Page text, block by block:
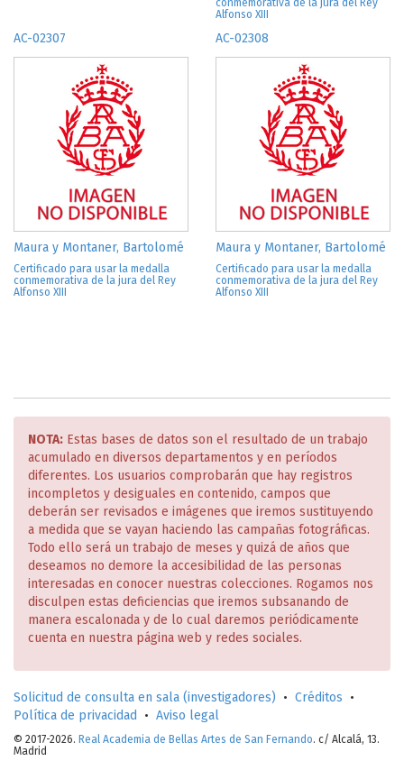
conmemorativa de la jura del Rey
Alfonso XIII
AC-02307
Maura y Montaner, Bartolomé
Certificado para usar la medalla
conmemorativa de la jura del Rey
Alfonso XIII
AC-02308
Maura y Montaner, Bartolomé
Certificado para usar la medalla
conmemorativa de la jura del Rey
Alfonso XIII
NOTA: Estas bases de datos son el resultado de un trabajo
acumulado en diversos departamentos y en períodos
diferentes. Los usuarios comprobarán que hay registros
incompletos y desiguales en contenido, campos que
deberán ser revisados e imágenes que iremos sustituyendo
a medida que se vayan haciendo las campañas fotográficas.
Todo ello será un trabajo de meses y quizá de años que
deseamos no demore la accesibilidad de las personas
interesadas en conocer nuestras colecciones. Rogamos nos
disculpen estas deficiencias que iremos subsanando de
manera escalonada y de lo cual daremos periódicamente
cuenta en nuestra página web y redes sociales.
Solicitud de consulta en sala (investigadores) • Créditos •
Política de privacidad
• Aviso legal
© 2017-2026. Real Academia de Bellas Artes de San Fernando. c/ Alcalá, 13.
Madrid